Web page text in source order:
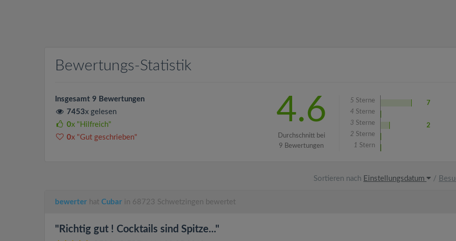
Bewertungs-Statistik
Insgesamt 9 Bewertungen
7453x gelesen
0x "Hilfreich"
0x "Gut geschrieben"
4.6
Durchschnitt bei
9 Bewertungen
5 Sterne
7
4 Sterne
3 Sterne
2
2 Sterne
1 Stern
Sortieren nach Einstellungsdatum /
bewerter hat Cubar in 68723 Schwetzingen bewertet
"Richtig gut ! Cocktails sind Spitze..."